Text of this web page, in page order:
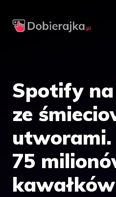
Spotify
ze
utworami.
75